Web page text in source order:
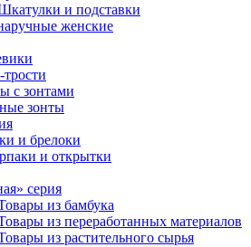
и подставки
женские
с зонтами
зонты
и брелоки
и открытки
серия
из бамбука
из переработанных материалов
из растительного сырья